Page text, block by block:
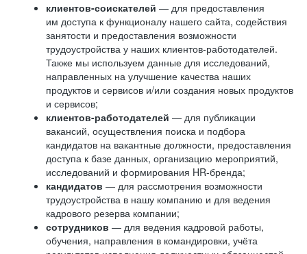
клиентов-соискателей — для предоставления
им доступа к функционалу нашего сайта, содействия
занятости и предоставления возможности
трудоустройства у наших клиентов-работодателей.
Также мы используем данные для исследований,
направленных на улучшение качества наших
продуктов и сервисов и/или создания новых продуктов
и сервисов;
клиентов-работодателей — для публикации
вакансий, осуществления поиска и подбора
кандидатов на вакантные должности, предоставления
доступа к базе данных, организацию мероприятий,
исследований и формирования HR-бренда;
кандидатов — для рассмотрения возможности
трудоустройства в нашу компанию и для ведения
кадрового резерва компании;
сотрудников — для ведения кадровой работы,
обучения, направления в командировки, учёта